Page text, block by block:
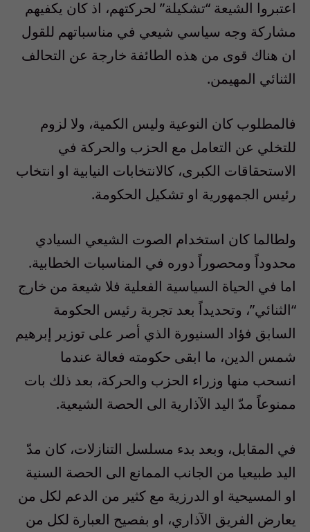
اعتبروا الشيعة “تشكيلة” لحركتهم، اذ كان يكفيهم
مشاركة وجه سياسي شيعي في مناسباتهم للقول
ان هناك قوى من هذه الطائفة خارجة عن التحالف
الثنائي المهيمن.
فالمطلوب كان النوعية وليس الكمية، ولا لزوم
للتخلي عن التعامل مع الحزب والحركة في
الاستحقاقات الكبرى، كالانتخابات النيابية او انتخاب
رئيس الجمهورية او تشكيل الحكومة.
ولطالما كان استخدام الصوت الشيعي السيادي
محدوداً ومحصوراً دوره في المناسبات الخطابية.
اما في الحياة السياسية الفعلية فلا شيعة من خارج
“الثنائي”، وتحديداً بعد تجربة رئيس الحكومة
السابق فؤاد السنيورة الذي أصر على توزير إبرهيم
شمس الدين، ما ابقى حكومته فعالة عندما
انسحب منها وزراء الحزب والحركة، بعد ذلك بات
ممنوعاً مدّ اليد الآذارية الى الحصة الشيعية.
في المقابل، وبعد بدء مسلسل التنازلات، كان مدّ
اليد طبيعيا من الجانب الممانع الى الحصة السنية
او المسيحية او الدرزية مع كثير من الدعم لكل من
يعارض الفريق الآذاري، او بفصيح العبارة لكل من